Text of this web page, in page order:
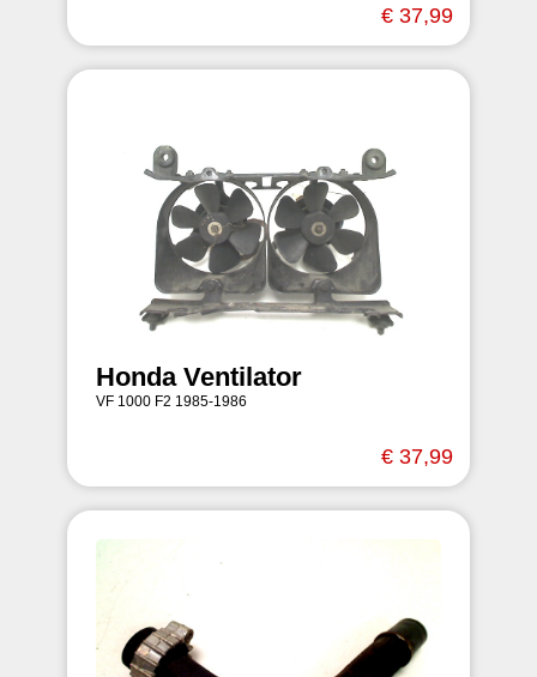
€ 37,99
Honda Ventilator
VF 1000 F2 1985-1986
€ 37,99